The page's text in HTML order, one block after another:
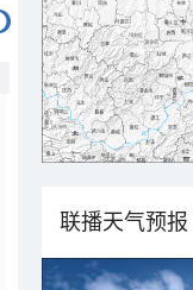
联播天气预报